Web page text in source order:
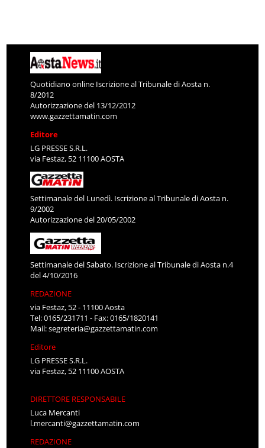
Quotidiano online Iscrizione al Tribunale di Aosta n.
8/2012
Autorizzazione del 13/12/2012
www.gazzettamatin.com
Editore
LG PRESSE S.R.L.
via Festaz, 52 11100 AOSTA
Settimanale del Lunedì. Iscrizione al Tribunale di Aosta n.
9/2002
Autorizzazione del 20/05/2002
Settimanale del Sabato. Iscrizione al Tribunale di Aosta n.4
del 4/10/2016
REDAZIONE
via Festaz, 52 - 11100 Aosta
Tel: 0165/231711 - Fax: 0165/1820141
Mail:segreteria@gazzettamatin.com
Editore
LG PRESSE S.R.L.
via Festaz, 52 11100 AOSTA
DIRETTORE RESPONSABILE
Luca Mercanti
l.mercanti@gazzettamatin.com
REDAZIONE